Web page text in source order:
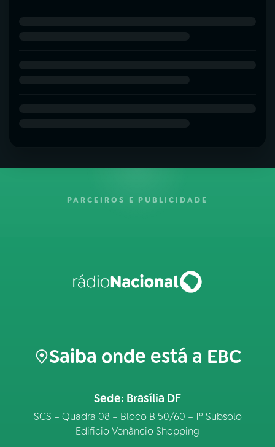
PARCEIROS E PUBLICIDADE
Saiba onde está a EBC
Sede: Brasília DF
SCS – Quadra 08 – Bloco B 50/60 – 1º Subsolo
Edifício Venâncio Shopping